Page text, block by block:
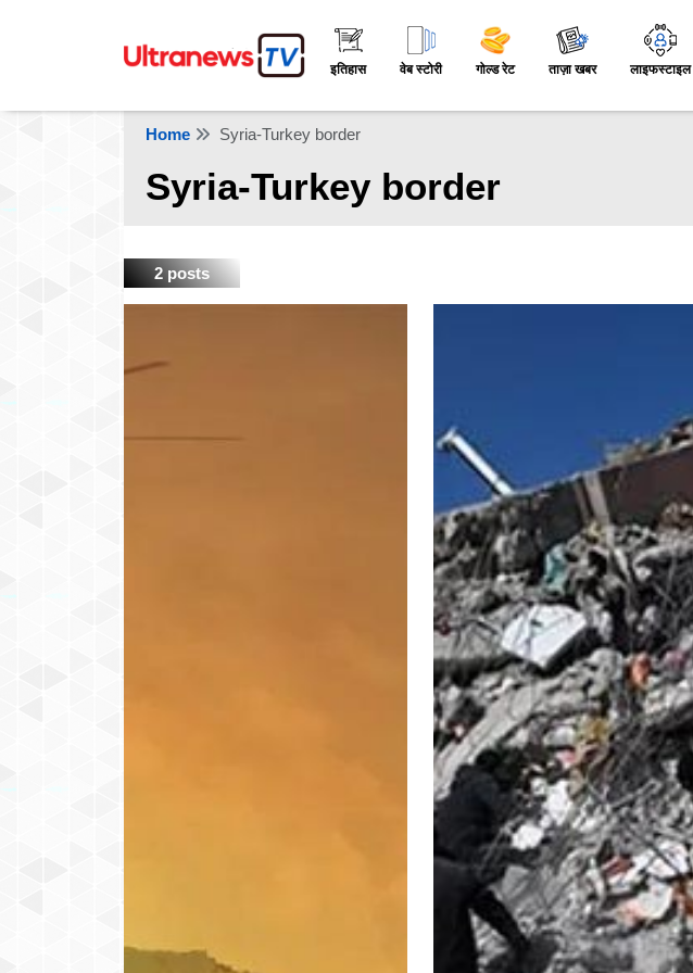
इतिहास वेब स्टोरी गोल्ड रेट ताज़ा खबर लाइफस्टाइल
Home Syria-Turkey border
Syria-Turkey border
2 posts